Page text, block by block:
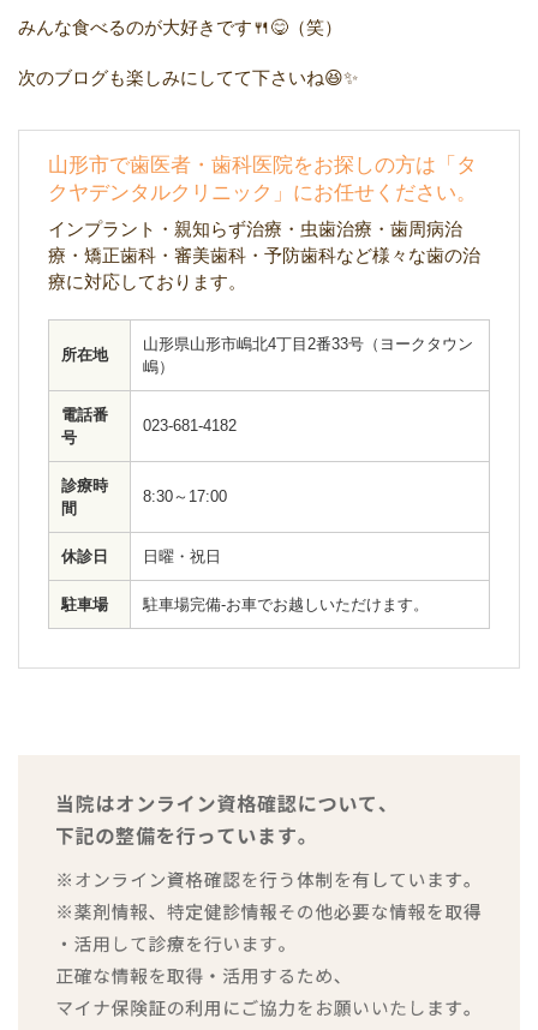
みんな食べるのが大好きです🍴😋（笑）
次のブログも楽しみにしてて下さいね😆✨
山形市で歯医者・歯科医院をお探しの方は「タ
クヤデンタルクリニック」にお任せください。
インプラント・親知らず治療・虫歯治療・歯周病治
療・矯正歯科・審美歯科・予防歯科など様々な歯の治
療に対応しております。
所在地
山形県山形市嶋北4丁目2番33号（ヨークタウン
嶋）
電話番
号
023-681-4182
診療時
間
8:30～17:00
休診日 日曜・祝日
駐車場 駐車場完備-お車でお越しいただけます。